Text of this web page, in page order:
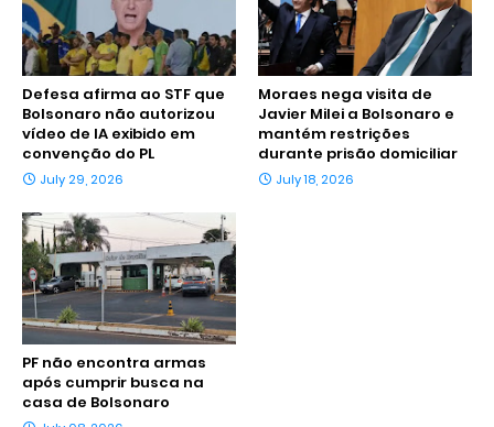
Defesa afirma ao STF que
Bolsonaro não autorizou
vídeo de IA exibido em
convenção do PL
July 29, 2026
Moraes nega visita de
Javier Milei a Bolsonaro e
mantém restrições
durante prisão domiciliar
July 18, 2026
PF não encontra armas
após cumprir busca na
casa de Bolsonaro